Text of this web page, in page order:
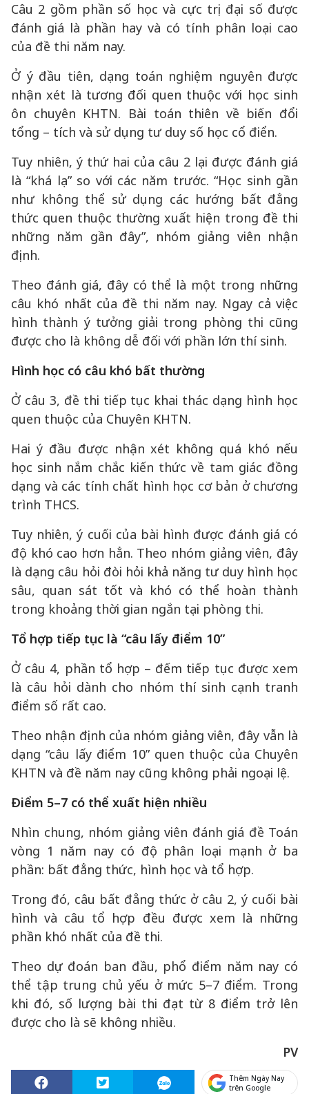
Câu 2 gồm phần số học và cực trị đại số được
đánh giá là phần hay và có tính phân loại cao
của đề thi năm nay.
Ở ý đầu tiên, dạng toán nghiệm nguyên được
nhận xét là tương đối quen thuộc với học sinh
ôn chuyên KHTN. Bài toán thiên về biến đổi
tổng – tích và sử dụng tư duy số học cổ điển.
Tuy nhiên, ý thứ hai của câu 2 lại được đánh giá
là “khá lạ” so với các năm trước. “Học sinh gần
như không thể sử dụng các hướng bất đẳng
thức quen thuộc thường xuất hiện trong đề thi
những năm gần đây”, nhóm giảng viên nhận
định.
Theo đánh giá, đây có thể là một trong những
câu khó nhất của đề thi năm nay. Ngay cả việc
hình thành ý tưởng giải trong phòng thi cũng
được cho là không dễ đối với phần lớn thí sinh.
Hình học có câu khó bất thường
Ở câu 3, đề thi tiếp tục khai thác dạng hình học
quen thuộc của Chuyên KHTN.
Hai ý đầu được nhận xét không quá khó nếu
học sinh nắm chắc kiến thức về tam giác đồng
dạng và các tính chất hình học cơ bản ở chương
trình THCS.
Tuy nhiên, ý cuối của bài hình được đánh giá có
độ khó cao hơn hẳn. Theo nhóm giảng viên, đây
là dạng câu hỏi đòi hỏi khả năng tư duy hình học
sâu, quan sát tốt và khó có thể hoàn thành
trong khoảng thời gian ngắn tại phòng thi.
Tổ hợp tiếp tục là “câu lấy điểm 10”
Ở câu 4, phần tổ hợp – đếm tiếp tục được xem
là câu hỏi dành cho nhóm thí sinh cạnh tranh
điểm số rất cao.
Theo nhận định của nhóm giảng viên, đây vẫn là
dạng “câu lấy điểm 10” quen thuộc của Chuyên
KHTN và đề năm nay cũng không phải ngoại lệ.
Điểm 5–7 có thể xuất hiện nhiều
Nhìn chung, nhóm giảng viên đánh giá đề Toán
vòng 1 năm nay có độ phân loại mạnh ở ba
phần: bất đẳng thức, hình học và tổ hợp.
Trong đó, câu bất đẳng thức ở câu 2, ý cuối bài
hình và câu tổ hợp đều được xem là những
phần khó nhất của đề thi.
Theo dự đoán ban đầu, phổ điểm năm nay có
thể tập trung chủ yếu ở mức 5–7 điểm. Trong
khi đó, số lượng bài thi đạt từ 8 điểm trở lên
được cho là sẽ không nhiều.
PV
Thêm Ngày Nay
trên Google